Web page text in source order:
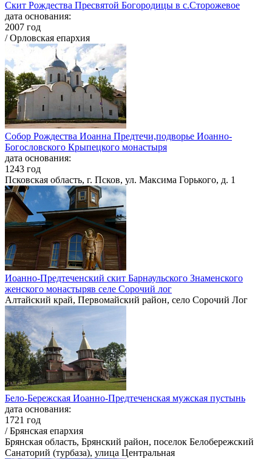
Скит Рождества Пресвятой Богородицы в с.Сторожевое
дата основания:
2007 год
/ Орловская епархия
Собор Рождества Иоанна Предтечи,подворье Иоанно-
Богословского Крыпецкого монастыря
дата основания:
1243 год
Псковская область, г. Псков, ул. Максима Горького, д. 1
Иоанно-Предтеченский скит Барнаульского Знаменского
женского монастыряв селе Сорочий лог
Алтайский край, Первомайский район, село Сорочий Лог
Бело-Бережская Иоанно-Предтеченская мужская пустынь
дата основания:
1721 год
/ Брянская епархия
Брянская область, Брянский район, поселок Белобережский
Санаторий (турбаза), улица Центральная